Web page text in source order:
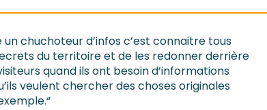
un chuchoteur d’infos c’est connaitre tous
du territoire et de les redonner derrière
quand ils ont besoin d’informations
veulent chercher des choses originales